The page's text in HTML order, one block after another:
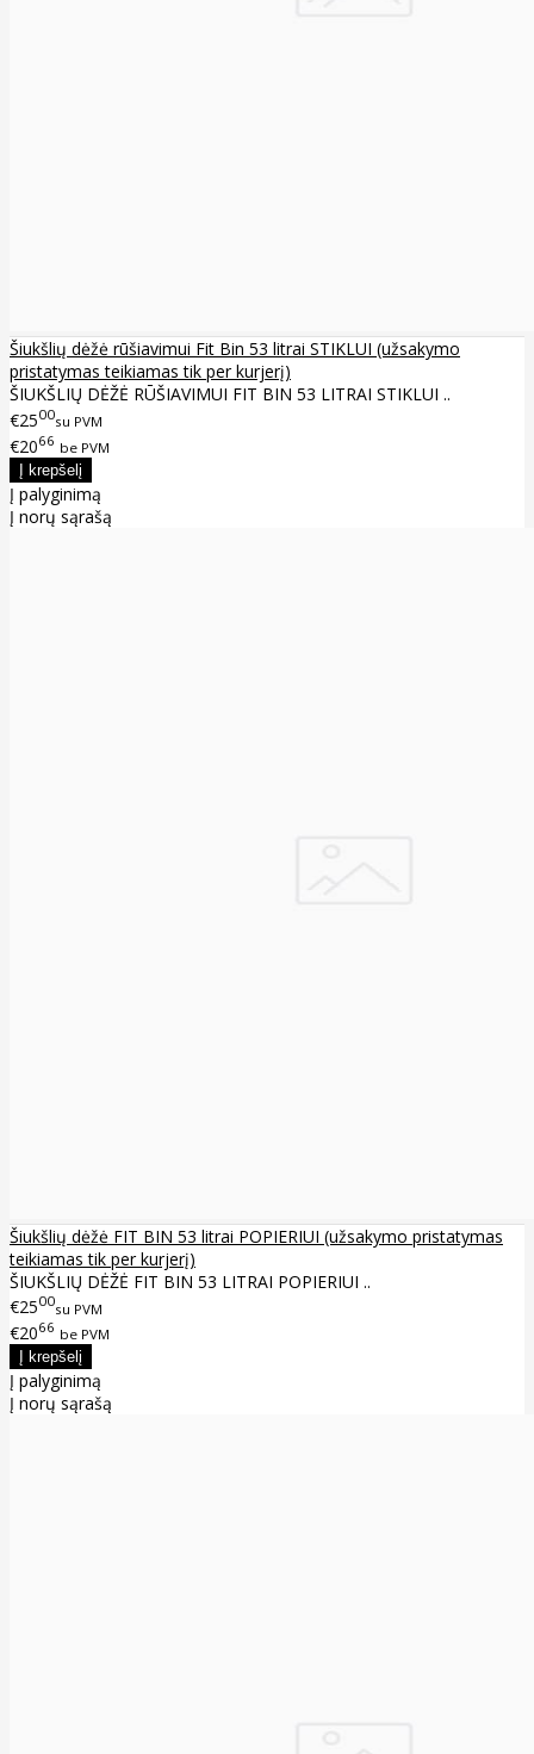
Šiukšlių dėžė rūšiavimui Fit Bin 53 litrai STIKLUI (užsakymo
pristatymas teikiamas tik per kurjerį)
ŠIUKŠLIŲ DĖŽĖ RŪŠIAVIMUI FIT BIN 53 LITRAI STIKLUI ..
€2500su PVM
€2066 be PVM
Į palyginimą
Į norų sąrašą
Šiukšlių dėžė FIT BIN 53 litrai POPIERIUI (užsakymo pristatymas
teikiamas tik per kurjerį)
ŠIUKŠLIŲ DĖŽĖ FIT BIN 53 LITRAI POPIERIUI ..
€2500su PVM
€2066 be PVM
Į palyginimą
Į norų sąrašą